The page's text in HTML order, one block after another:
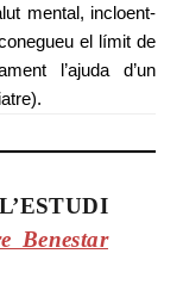
mental, incloent-
el límit de
l’ajuda d’un
Benestar